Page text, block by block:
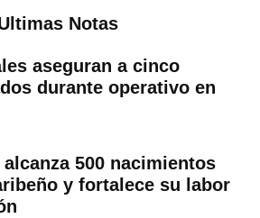
Notas
aseguran a cinco
durante operativo en
500 nacimientos
y fortalece su labor